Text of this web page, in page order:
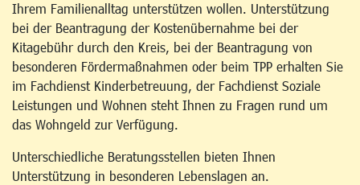
Ihrem Familienalltag unterstützen wollen. Unterstützung
bei der Beantragung der Kostenübernahme bei der
Kitagebühr durch den Kreis, bei der Beantragung von
besonderen Fördermaßnahmen oder beim TPP erhalten Sie
im Fachdienst Kinderbetreuung, der Fachdienst Soziale
Leistungen und Wohnen steht Ihnen zu Fragen rund um
das Wohngeld zur Verfügung.
Unterschiedliche Beratungsstellen bieten Ihnen
Unterstützung in besonderen Lebenslagen an.